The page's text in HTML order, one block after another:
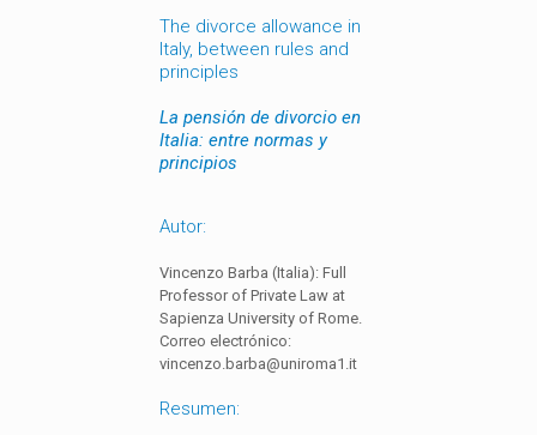
The divorce allowance in
Italy, between rules and
principles
La pensión de divorcio en
Italia: entre normas y
principios
Autor:
Vincenzo Barba (Italia): Full
Professor of Private Law at
Sapienza University of Rome.
Correo electrónico:
vincenzo.barba@uniroma1.it
Resumen: